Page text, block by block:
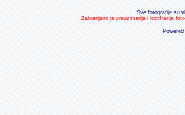
Sve fotografije su
Zabranjeno je preuzimanje i korištenje